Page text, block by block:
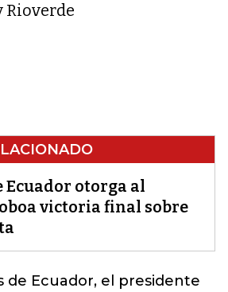
Rioverde
otorga al
victoria final sobre
de Ecuador, el presidente